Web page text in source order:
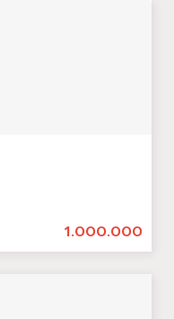
1.000.000